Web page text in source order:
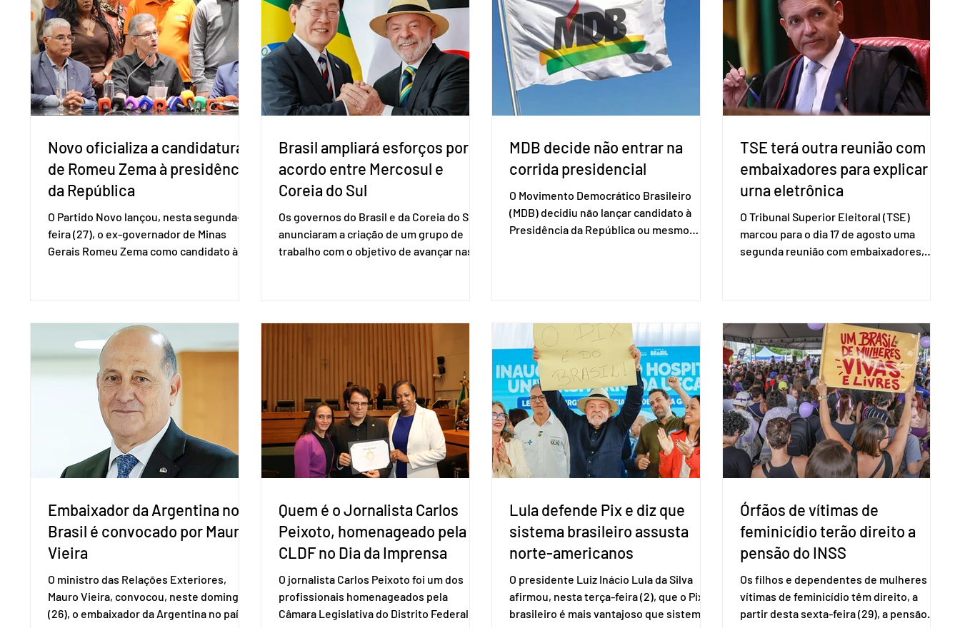
Ministério das Relações Exteriores, o
Brasil considera que as tarifas são
injustificadas e incompatíveis com as
obrigações assumidas pelos Estados
Unid
pelo Ministério da Saúde à Comissão
Nacional de Incorporação de Novas
Tecnologias no SUS (Conitec) na semana
que vem. A Conitec é um colegiado
cadastro. Neste caso, será exigido o
documento de identificação para acesso
à urna eletrônica. Se a urna eletrônica
não reconh
Geografia e Estatística (IBGE). O estudo
do Sebrae mostra que, no quarto
trimestre de 2025, os empreendedores
60+ formalizados atingiram o maior
rendime
Novo oficializa a candidatura
de Romeu Zema à presidência
da República
O Partido Novo lançou, nesta segunda-
feira (27), o ex-governador de Minas
Gerais Romeu Zema como candidato à
vice-presidente. A convenção contou
com a presença do presidente nacional
do partido, Eduardo Ribeiro, e do senador
Eduardo Girão, filiado ao Novo desde
fevereiro de 2023. Formado em
administração de empresas pela Fundaç
Brasil ampliará esforços por
acordo entre Mercosul e
Coreia do Sul
Os governos do Brasil e da Coreia do Sul
anunciaram a criação de um grupo de
trabalho com o objetivo de avançar nas
“Decidimos criar um grupo de trabalho
que vai identificar sensibilidades dos
dois lados e evitar que elas sejam um
empecilho para a retomada das
negociações de um acordo do Mercosul
com a Coreia”, disse o presiden
MDB decide não entrar na
corrida presidencial
O Movimento Democrático Brasileiro
(MDB) decidiu não lançar candidato à
Presidência da República ou mesmo
formação de alianças no âmbito local. A
ideia, segundo o partido, é focar na
eleição de governadores e deputados
estaduais, além de fortalecer a bancada
no Congresso Nacional, com senad
TSE terá outra reunião com
embaixadores para explicar
urna eletrônica
O Tribunal Superior Eleitoral (TSE)
marcou para o dia 17 de agosto uma
segunda reunião com embaixadores,
sistema eleitoral do país. Segundo o
tribunal, o encontro ocorrerá na sede do
TSE e dará continuidade às ações de
transparência voltadas à comunidade
internacional. Nela, o presidente da
Corte, ministro Kássio Nunes Marques,
voltará a explic
Embaixador da Argentina no
Brasil é convocado por Mauro
Vieira
O ministro das Relações Exteriores,
Mauro Vieira, convocou, neste domingo
(26), o embaixador da Argentina no país,
Quem é o Jornalista Carlos
Peixoto, homenageado pela
CLDF no Dia da Imprensa
O jornalista Carlos Peixoto foi um dos
profissionais homenageados pela
Câmara Legislativa do Distrito Federal
Lula defende Pix e diz que
sistema brasileiro assusta
norte-americanos
O presidente Luiz Inácio Lula da Silva
afirmou, nesta terça-feira (2), que o Pix
brasileiro é mais vantajoso que sistemas
Órfãos de vítimas de
feminicídio terão direito a
pensão do INSS
Os filhos e dependentes de mulheres
vítimas de feminicídio têm direito, a
partir desta sexta-feira (29), a pensão